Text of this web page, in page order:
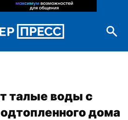
талые воды с
дома